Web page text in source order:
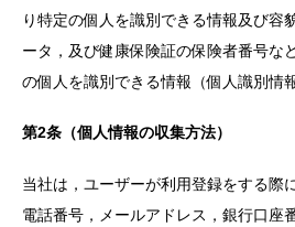
り特定の個人を識別できる情報及び容
ータ，及び健康保険証の保険者番号な
の個人を識別できる情報（個人識別情
第2条（個人情報の収集方法）
当社は，ユーザーが利用登録をする際
電話番号，メールアドレス，銀行口座